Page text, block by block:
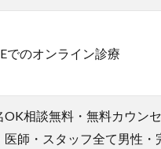
でのオンライン診療
OK相談無料・無料カウン
医師・スタッフ全て男性・